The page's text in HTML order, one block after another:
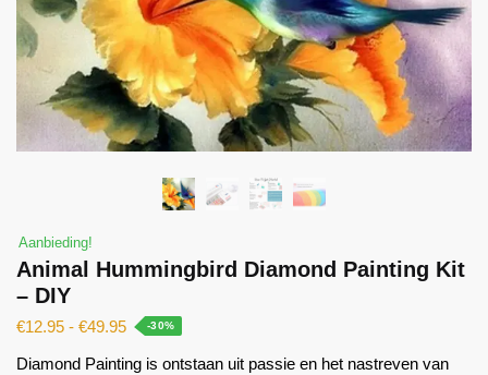
Aanbieding!
Animal Hummingbird Diamond Painting Kit
– DIY
€12.95 - €49.95 -30%
Diamond Painting is ontstaan ​​uit passie en het nastreven van